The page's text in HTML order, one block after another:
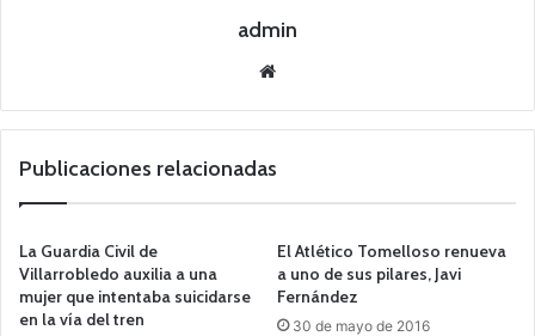
admin
we
Publicaciones relacionadas
La Guardia Civil de
Villarrobledo auxilia a una
mujer que intentaba suicidarse
en la vía del tren
El Atlético Tomelloso renueva
a uno de sus pilares, Javi
Fernández
30 de mayo de 2016